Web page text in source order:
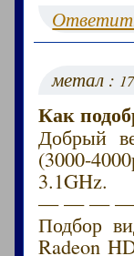
метал :
Как
Добрый
(3000-
3.1GHz.
— — — —
Подбор
Radeon